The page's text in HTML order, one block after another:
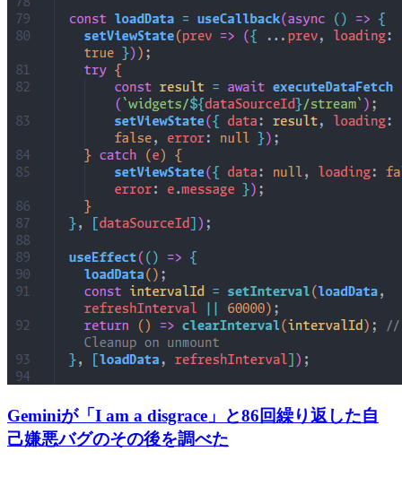
Geminiが「I am a disgrace」と86回繰り返した自
己嫌悪バグのその後を調べた